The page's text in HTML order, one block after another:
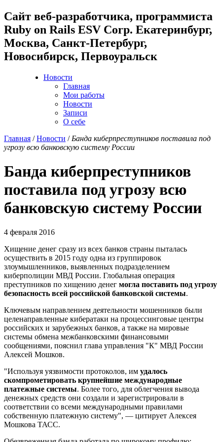
Cайт веб-разработчика, программиста
Ruby on Rails ESV Corp. Екатеринбург,
Москва, Санкт-Петербург,
Новосибирск, Первоуральск
Новости
Главная
Мои работы
Новости
Записи
О себе
Главная /Новости / Банда киберпреступников поставила под
угрозу всю банковскую систему России
Банда киберпреступников
поставила под угрозу всю
банковскую систему России
4 февраля 2016
Хищение денег сразу из всех банков страны пыталась
осуществить в 2015 году одна из группировок
злоумышленников, выявленных подразделением
киберполиции МВД России. Глобальная операция
преступников по хищению денег могла поставить под угрозу
безопасность всей российской банковской системы.
Ключевым направлением деятельности мошенников были
целенаправленные кибератаки на процессинговые центры
российских и зарубежных банков, а также на мировые
системы обмена межбанковскими финансовыми
сообщениями, пояснил глава управления "К" МВД России
Алексей Мошков.
"Используя уязвимости протоколов, им удалось
скомпрометировать крупнейшие международные
платежные системы. Более того, для облегчения вывода
денежных средств они создали и зарегистрировали в
соответствии со всеми международными правилами
собственную платежную систему", — цитирует Алексея
Мошкова ТАСС.